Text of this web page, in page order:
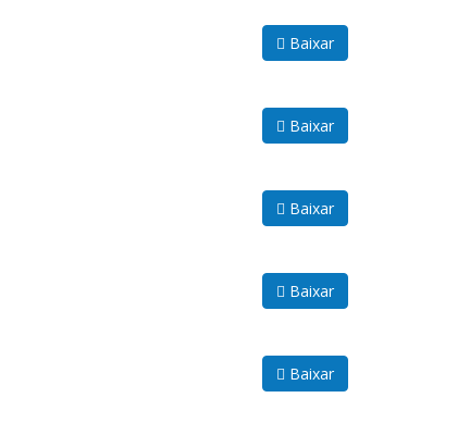
Baixar
Baixar
Baixar
Baixar
Baixar